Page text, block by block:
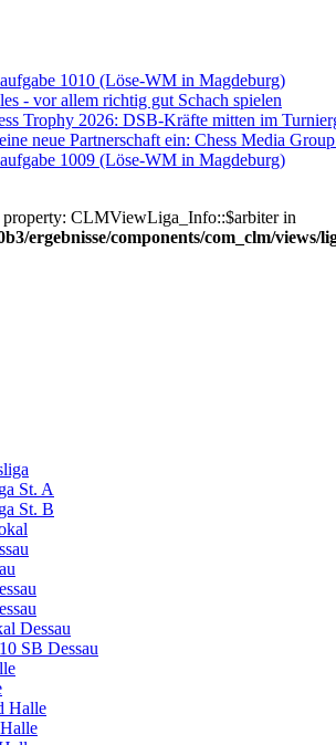
1010 (Löse-WM in Magdeburg)
- vor allem richtig gut Schach spielen
Trophy 2026: DSB-Kräfte mitten im
neue Partnerschaft ein: Chess Media
1009 (Löse-WM in Magdeburg)
property: CLMViewLiga_Info::$arbiter in
ergebnisse/components/com_clm/views/
St. A
St. B
Dessau
SB Dessau
Halle